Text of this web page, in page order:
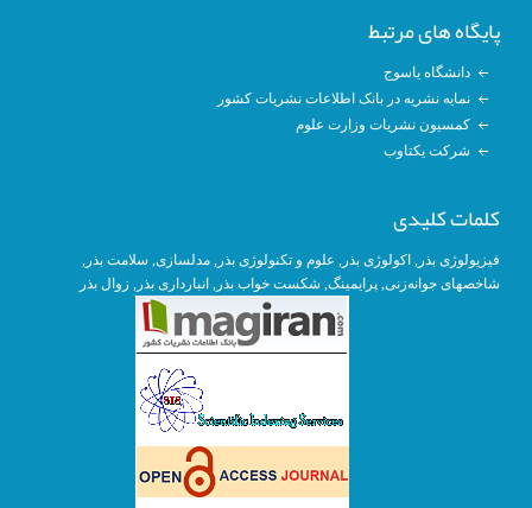
پایگاه های مرتبط
دانشگاه یاسوج
نمایه نشریه در بانک اطلاعات نشریات کشور
کمسیون نشریات وزارت علوم
شرکت یکتاوب
کلمات کلیدی
فیزیولوژی بذر,اکولوژی بذر,علوم و تکنولوژی بذر,مدلسازی, سلامت بذر,
شاخصهای جوانه‌زنی,پرایمینگ, شکست خواب بذر,انبارداری بذر,زوال بذر